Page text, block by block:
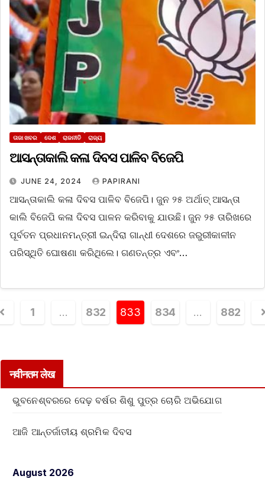
ତାଜା ଖବର ଦେଶ ରାଜନୀତି ରାଜ୍ୟ
ଆସନ୍ତାକାଲି କଳା ଦିବସ ପାଳିବ ବିଜେପି
JUNE 24, 2024 PAPIRANI
ଆସନ୍ତାକାଲି କଳା ଦିବସ ପାଳିବ ବିଜେପି। ଜୁନ ୨୫ ଅର୍ଥାତ୍ ଆସନ୍ତା
କାଲି ବିଜେପି କଳା ଦିବସ ପାଳନ କରିବାକୁ ଯାଉଛି। ଜୁନ ୨୫ ତାରିଖରେ
ପୂର୍ବତନ ପ୍ରଧାନମନ୍ତ୍ରୀ ଇନ୍ଦିରା ଗାନ୍ଧୀ ଦେଶରେ ଜରୁରୀକାଳୀନ
ପରିସ୍ଥିତି ଘୋଷଣା କରିଥିଲେ। ଗଣତନ୍ତ୍ର ଏବଂ…
1 … 832 833 834 … 882
नवीनतम लेख
ଭୁବନେଶ୍ବରରେ ଦେଢ଼ ବର୍ଷର ଶିଶୁ ପୁତ୍ର ଚୋରି ଅଭିଯୋଗ
ଆଜି ଆନ୍ତର୍ଜାତୀୟ ଶ୍ରମିକ ଦିବସ
August 2026